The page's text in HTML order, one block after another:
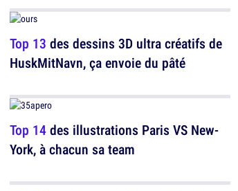
Top 13 des dessins 3D ultra créatifs de
HuskMitNavn, ça envoie du pâté
Top 14des illustrations Paris VS New-
York, à chacun sa team